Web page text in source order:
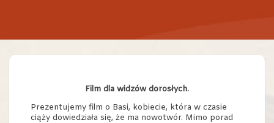
Film dla widzów dorosłych.
Prezentujemy film o Basi, kobiecie, która w czasie
ciąży dowiedziała się, że ma nowotwór. Mimo porad